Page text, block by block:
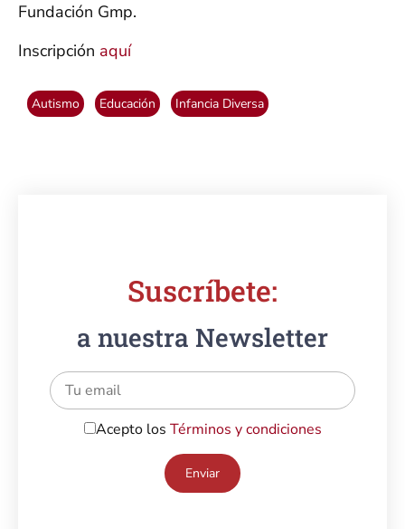
Fundación Gmp.
Inscripción aquí
Autismo Educación Infancia Diversa
Suscríbete:
a nuestra Newsletter
Acepto los Términos y condiciones